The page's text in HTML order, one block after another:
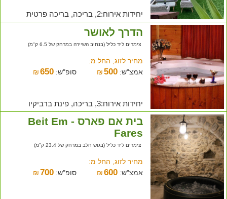
יחידות אירוח:2, בריכה, בריכה פרטית
הדרך לאושר
צימרים ליד כליל (בנתיב השיירה במרחק של 6.5 ק"מ)
מחיר לזוג, החל מ:
אמצ"ש:
₪500 סופ"ש: ₪ 650
יחידות אירוח:3, בריכה, פינת ברביקיו
בית אם פארס - Beit Em
Fares
צימרים ליד כליל (בגוש חלב במרחק של 23.4 ק"מ)
מחיר לזוג, החל מ:
אמצ"ש:
₪600 סופ"ש: ₪ 700